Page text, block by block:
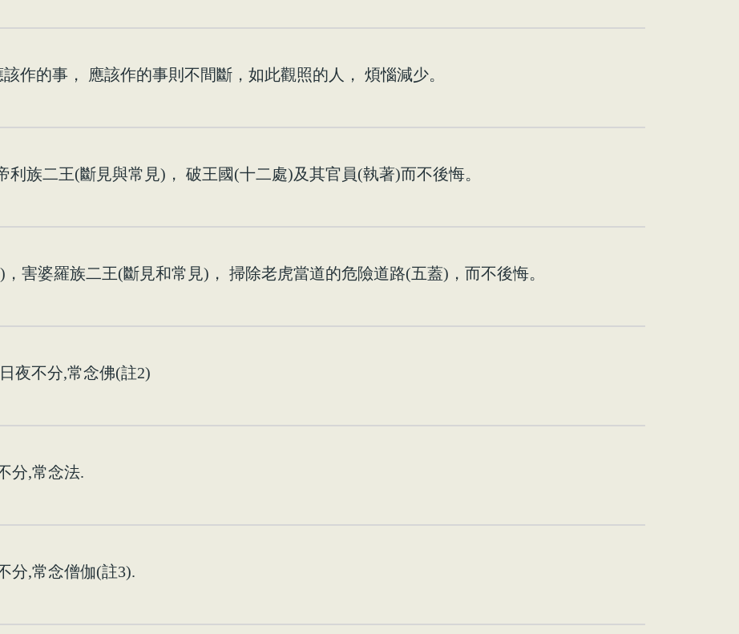
作的事， 應該作的事則不間斷，如此觀照的人， 煩惱減少。
族二王(斷見與常見)， 破王國(十二處)及其官員(執著)而不後悔。
害婆羅族二王(斷見和常見)， 掃除老虎當道的危險道路(五蓋)，而不後悔。
夜不分,常念佛(註2)
分,常念法.
分,常念僧伽(註3).